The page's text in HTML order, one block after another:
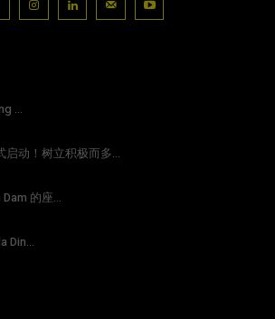
...
动！树立积极而多...
的座...
Din...